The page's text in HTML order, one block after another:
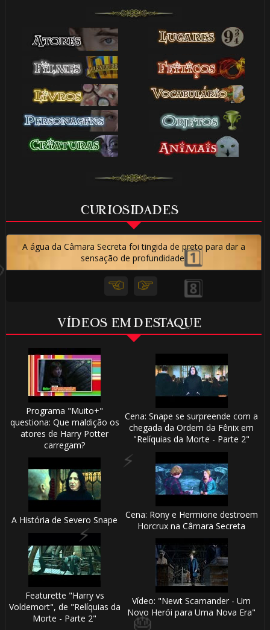
CURIOSIDADES
A água da Câmara Secreta foi tingida de preto para dar a
sensação de profundidade.
VÍDEOS EM DESTAQUE
Programa "Muito+"
questiona: Que maldição os
atores de Harry Potter
carregam?
Cena: Snape se surpreende com a
chegada da Ordem da Fênix em
"Relíquias da Morte - Parte 2"
A História de Severo Snape
Cena: Rony e Hermione destroem
Horcrux na Câmara Secreta
Featurette "Harry vs
Voldemort", de "Relíquias da
Morte - Parte 2"
Vídeo: "Newt Scamander - Um
Novo Herói para Uma Nova Era"
⚡
1️⃣ 8️⃣
⚡
1️⃣ 8️⃣
🎂
🎈
⚡
🎂
🎂